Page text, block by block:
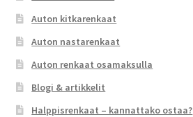
Auton kitkarenkaat
Auton nastarenkaat
Auton renkaat osamaksulla
Blogi & artikkelit
Halppisrenkaat – kannattako ostaa?